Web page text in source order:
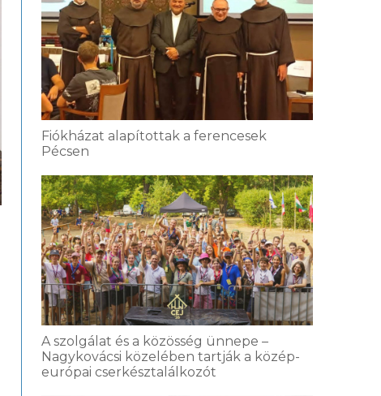
Fiókházat alapítottak a ferencesek
Pécsen
A szolgálat és a közösség ünnepe –
Nagykovácsi közelében tartják a közép-
európai cserkésztalálkozót